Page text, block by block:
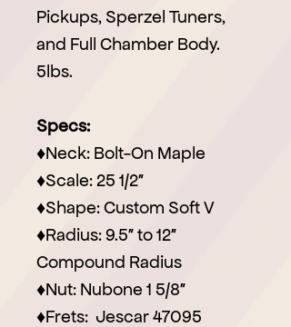
Pickups, Sperzel Tuners,
and Full Chamber Body.
5lbs.
Specs:
♦Neck: Bolt-On Maple
♦Scale: 25 1/2″
♦Shape: Custom Soft V
♦Radius: 9.5″ to 12″
Compound Radius
♦Nut: Nubone 1 5/8″
♦Frets: Jescar 47095